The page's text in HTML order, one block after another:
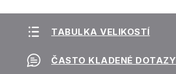
TABULKA VELIKOSTÍ
ČASTO KLADENÉ DOTAZY